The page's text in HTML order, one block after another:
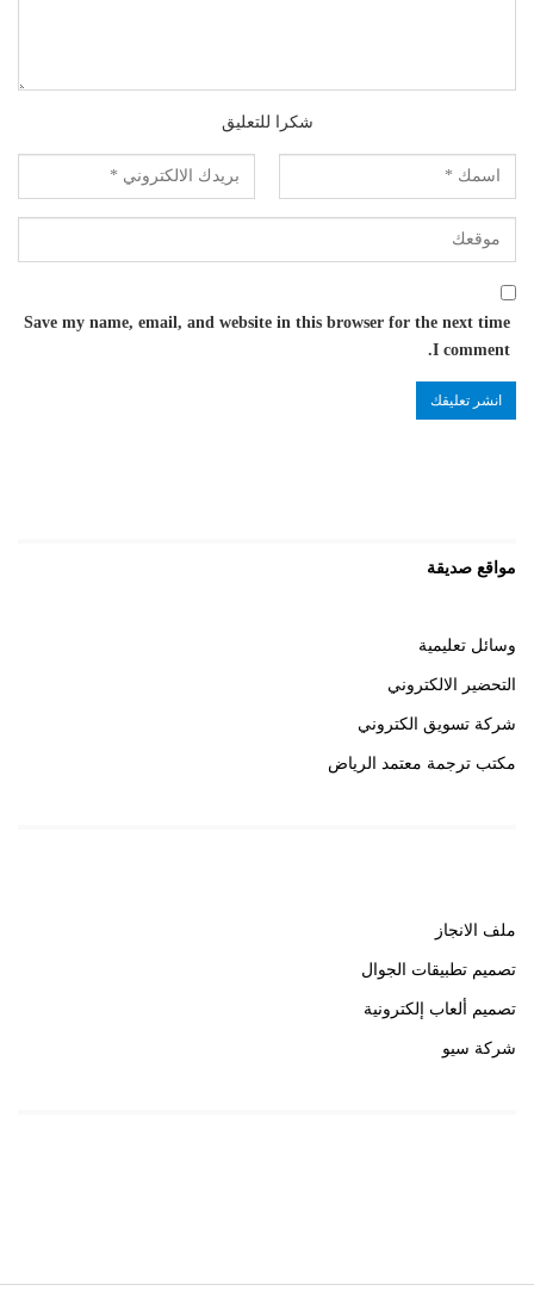
شكرا للتعليق
Save my name, email, and website in this browser for the next time
I comment.
مواقع صديقة
وسائل تعليمية
التحضير الالكتروني
شركة تسويق الكتروني
مكتب ترجمة معتمد الرياض
ملف الانجاز
تصميم تطبيقات الجوال
تصميم ألعاب إلكترونية
شركة سيو